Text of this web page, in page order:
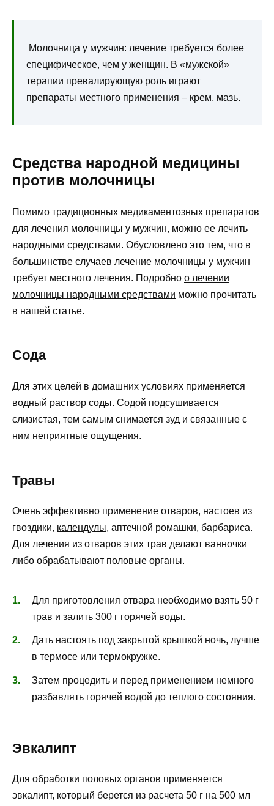
Молочница у мужчин: лечение требуется более
специфическое, чем у женщин. В «мужской»
терапии превалирующую роль играют
препараты местного применения – крем, мазь.
Средства народной медицины
против молочницы
Помимо традиционных медикаментозных препаратов
для лечения молочницы у мужчин, можно ее лечить
народными средствами. Обусловлено это тем, что в
большинстве случаев лечение молочницы у мужчин
требует местного лечения. Подробно о лечении
молочницы народными средствами можно прочитать
в нашей статье.
Сода
Для этих целей в домашних условиях применяется
водный раствор соды. Содой подсушивается
слизистая, тем самым снимается зуд и связанные с
ним неприятные ощущения.
Травы
Очень эффективно применение отваров, настоев из
гвоздики, календулы, аптечной ромашки, барбариса.
Для лечения из отваров этих трав делают ванночки
либо обрабатывают половые органы.
Для приготовления отвара необходимо взять 50 г
трав и залить 300 г горячей воды.
Дать настоять под закрытой крышкой ночь, лучше
в термосе или термокружке.
Затем процедить и перед применением немного
разбавлять горячей водой до теплого состояния.
Эвкалипт
Для обработки половых органов применяется
эвкалипт, который берется из расчета 50 г на 500 мл